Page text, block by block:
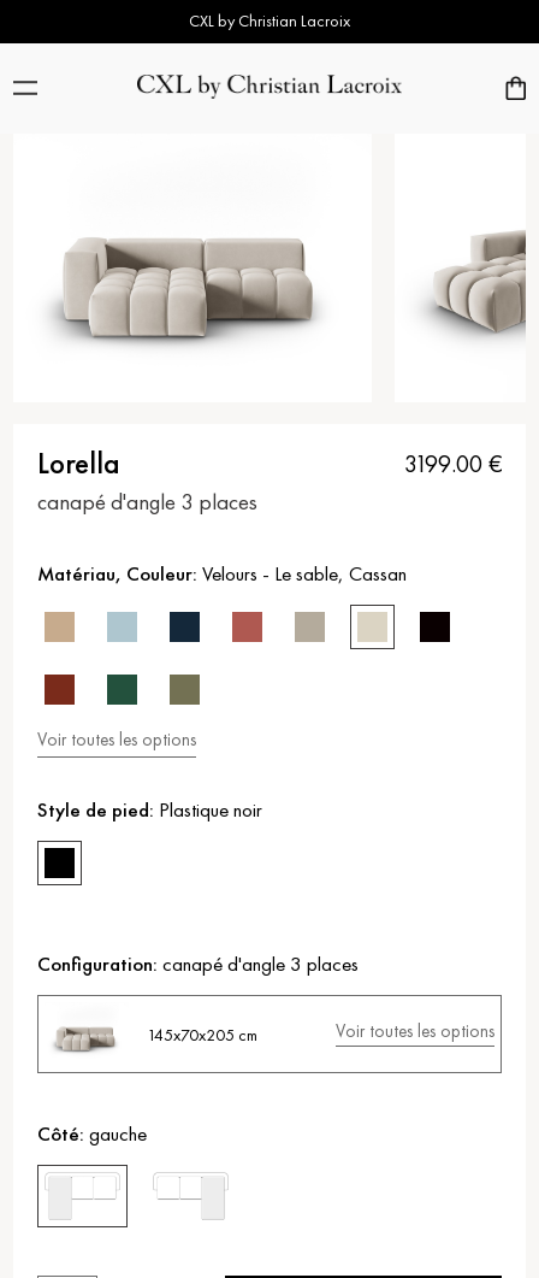
CXL by Christian Lacroix
Lorella 3199.00€
canapé d'angle 3 places
Matériau, Couleur: Velours - Le sable,Cassan
Voir toutes les options
Style de pied: Plastique noir
Configuration: canapé d'angle 3 places
145x70x205 cm Voir toutes les options
Côté: gauche